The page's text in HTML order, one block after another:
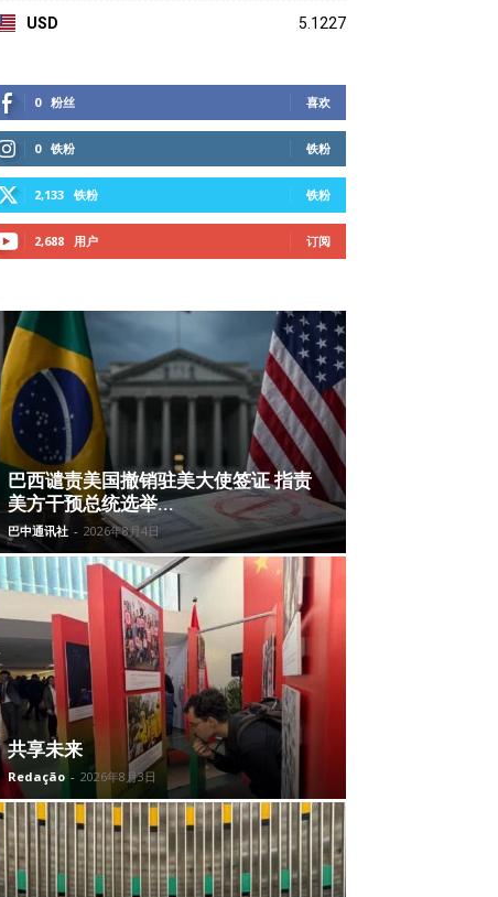
USD 5.1227
0 粉丝 喜欢
0 铁粉 铁粉
2,133 铁粉 铁粉
2,688 用户 订阅
巴西谴责美国撤销驻美大使签证 指责
美方干预总统选举...
巴中通讯社 - 2026年8月4日
共享未来
Redação - 2026年8月3日